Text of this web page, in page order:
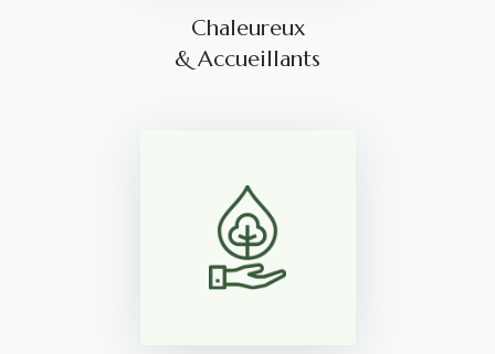
Chaleureux
& Accueillants